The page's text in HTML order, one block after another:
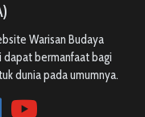
Warisan Budaya
dapat bermanfaat bagi
dunia pada umumnya.